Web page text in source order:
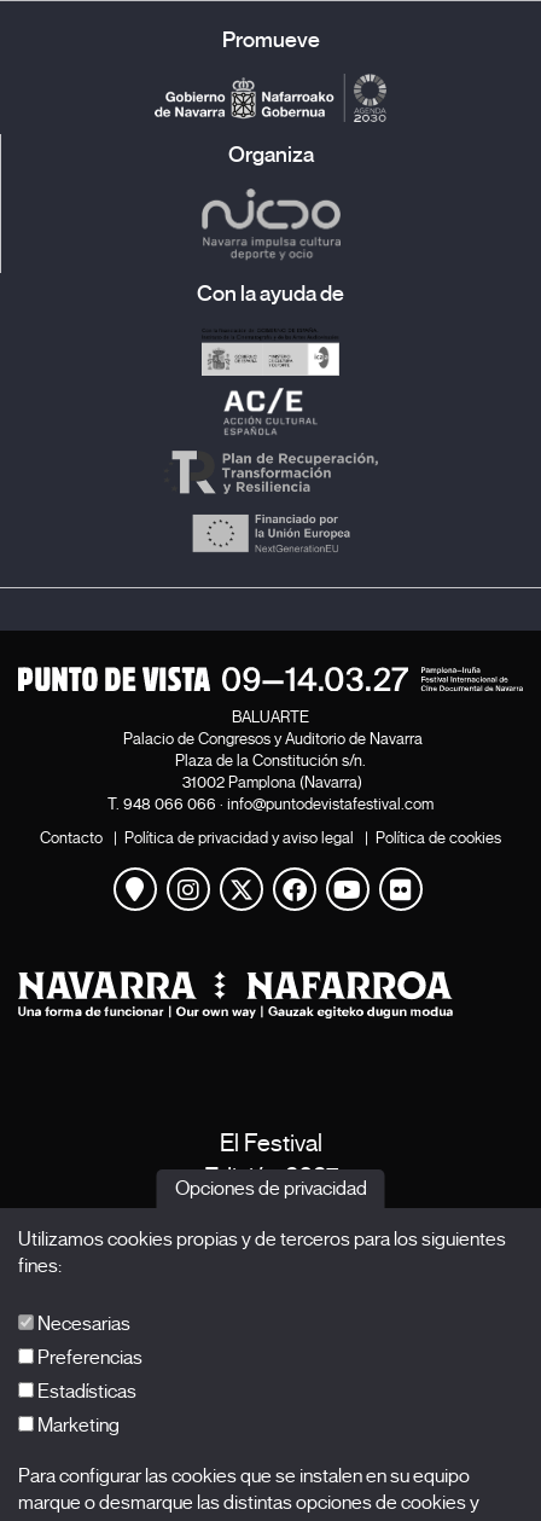
Promueve
Organiza
Con la ayuda de
BALUARTE
Palacio de Congresos y Auditorio de Navarra
Plaza de la Constitución s/n.
31002 Pamplona (Navarra)
T. 948 066 066 · info@puntodevistafestival.com
Contacto | Política de privacidad y aviso legal | Política de cookies
Ver mapa
Instagram
Twitter
Facebook
Youtube
Flickr
El Festival
Edición 2027
Acreditaciones
Nombre
Opciones de privacidad
Utilizamos cookies propias y de terceros para los siguientes
fines:
Necesarias
Preferencias
Estadísticas
Marketing
Para configurar las cookies que se instalen en su equipo
marque o desmarque las distintas opciones de cookies y